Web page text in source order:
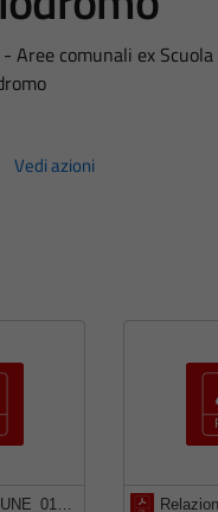
Aree comunali ex
Vedi azioni